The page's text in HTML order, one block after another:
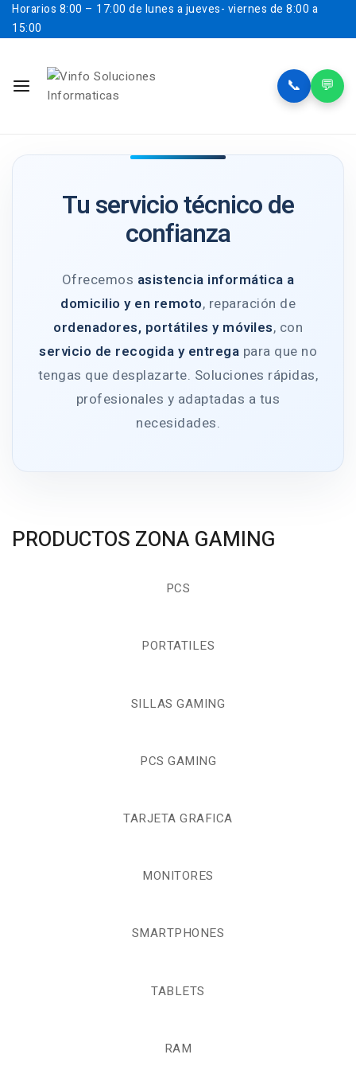
Horarios 8:00 – 17:00 de lunes a jueves- viernes de 8:00 a
15:00
📞 💬
Tu servicio técnico de
confianza
Ofrecemos asistencia informática a
domicilio y en remoto, reparación de
ordenadores, portátiles y móviles, con
servicio de recogida y entrega para que no
tengas que desplazarte. Soluciones rápidas,
profesionales y adaptadas a tus
necesidades.
PRODUCTOS ZONA GAMING
PCS
PORTATILES
SILLAS GAMING
PCS GAMING
TARJETA GRAFICA
MONITORES
SMARTPHONES
TABLETS
RAM